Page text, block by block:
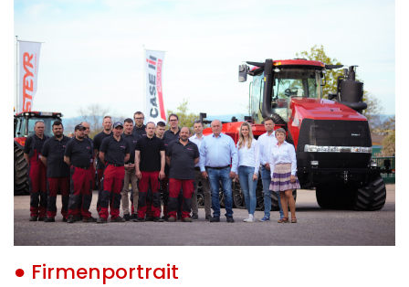
● Firmenportrait